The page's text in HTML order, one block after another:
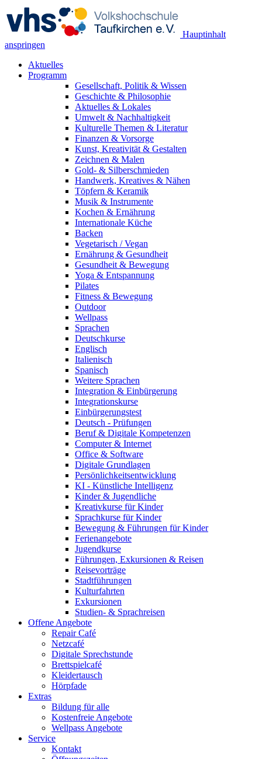
Hauptinhalt
anspringen
Aktuelles
Programm
Gesellschaft, Politik & Wissen
Geschichte & Philosophie
Aktuelles & Lokales
Umwelt & Nachhaltigkeit
Kulturelle Themen & Literatur
Finanzen & Vorsorge
Kunst, Kreativität & Gestalten
Zeichnen & Malen
Gold- & Silberschmieden
Handwerk, Kreatives & Nähen
Töpfern & Keramik
Musik & Instrumente
Kochen & Ernährung
Internationale Küche
Backen
Vegetarisch / Vegan
Ernährung & Gesundheit
Gesundheit & Bewegung
Yoga & Entspannung
Pilates
Fitness & Bewegung
Outdoor
Wellpass
Sprachen
Deutschkurse
Englisch
Italienisch
Spanisch
Weitere Sprachen
Integration & Einbürgerung
Integrationskurse
Einbürgerungstest
Deutsch - Prüfungen
Beruf & Digitale Kompetenzen
Computer & Internet
Office & Software
Digitale Grundlagen
Persönlichkeitsentwicklung
KI - Künstliche Intelligenz
Kinder & Jugendliche
Kreativkurse für Kinder
Sprachkurse für Kinder
Bewegung & Führungen für Kinder
Ferienangebote
Jugendkurse
Führungen, Exkursionen & Reisen
Reisevorträge
Stadtführungen
Kulturfahrten
Exkursionen
Studien- & Sprachreisen
Offene Angebote
Repair Café
Netzcafé
Digitale Sprechstunde
Brettspielcafé
Kleidertausch
Hörpfade
Extras
Bildung für alle
Kostenfreie Angebote
Wellpass Angebote
Service
Kontakt